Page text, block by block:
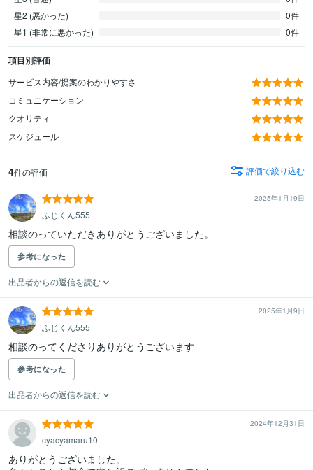
星2 (悪かった)
0件
星1 (非常に悪かった)
0件
項目別評価
サービス内容/提案のわかりやすさ
コミュニケーション
クオリティ
スケジュール
4件の評価 評価で絞り込む
2025年1月19日
ふじくん555
相談のっていただきありがとうございました。
参考になった
出品者からの返信を読む
2025年1月9日
ふじくん555
相談のってくださりありがとうございます
参考になった
出品者からの返信を読む
2024年12月31日
cyacyamaru10
ありがとうございました。